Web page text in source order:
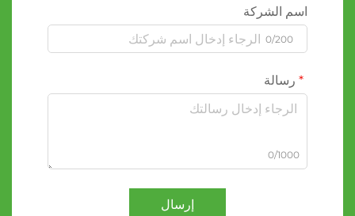
اسم الشركة
0/200
رسالة
0/1000
إرسال